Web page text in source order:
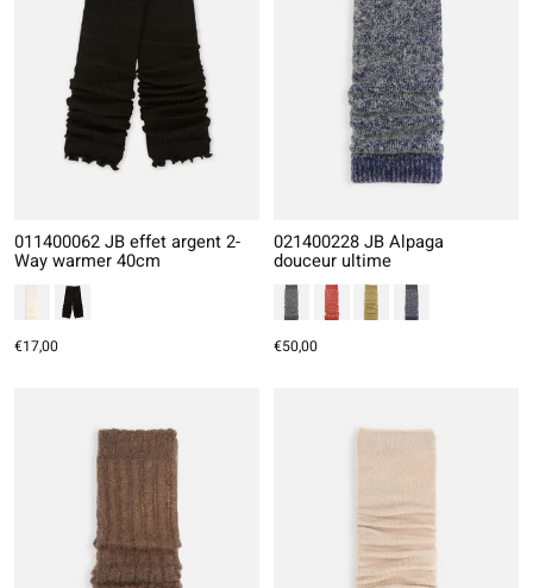
011400062 JB effet argent 2-
Way warmer 40cm
€17,00
021400228 JB Alpaga
douceur ultime
€50,00